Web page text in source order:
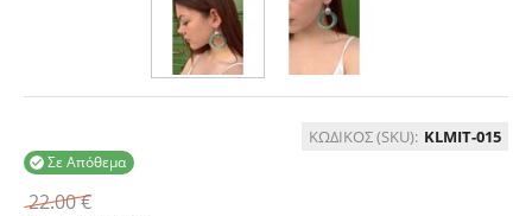
ΚΩΔΙΚΟΣ (SKU): KLMIT-015
Σε Απόθεμα

22.00€